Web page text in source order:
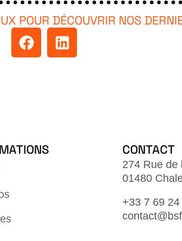
POUR DÉCOUVRIR NOS
CONTACT
274 Rue de
01480
+33 7 69